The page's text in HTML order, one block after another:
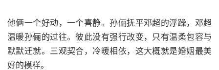
他俩一个好动，一个喜静。孙俪抚平邓超的浮躁，邓超
温暖孙俪的过往。彼此没有强行改变，只有温柔包容与
默默迁就。三观契合，冷暖相依，这大概就是婚姻最美
好的模样。